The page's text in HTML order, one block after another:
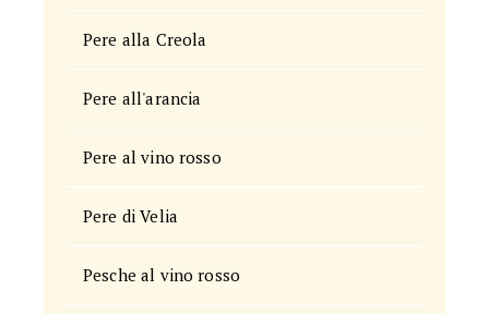
Pere alla Creola
Pere all'arancia
Pere al vino rosso
Pere di Velia
Pesche al vino rosso